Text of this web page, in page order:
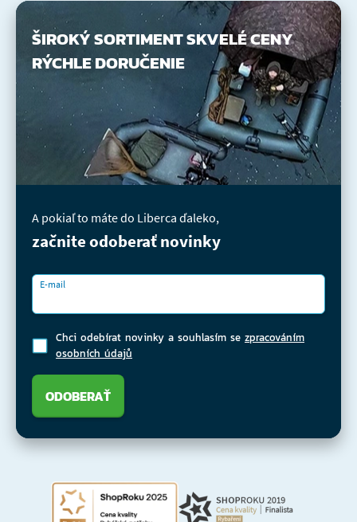
ŠIROKÝ SORTIMENTSKVELÉ CENY
RÝCHLE DORUČENIE
A pokiaľ to máte do Liberca ďaleko,
začnite odoberať novinky
E-mail
Chci odebírat novinky a souhlasím se zpracováním
osobních údajů
ODOBERAŤ